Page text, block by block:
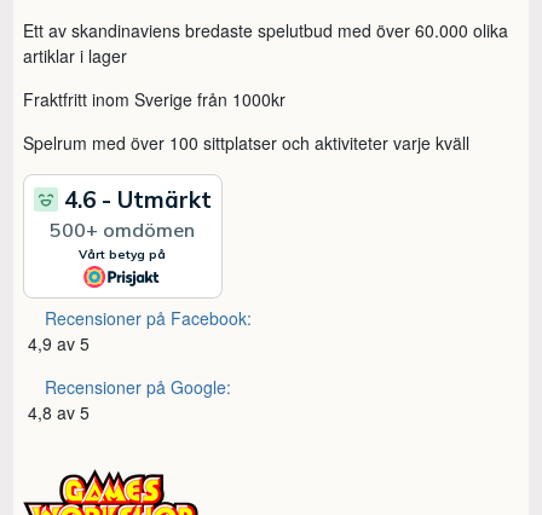
Ett av skandinaviens bredaste spelutbud med över 60.000 olika
artiklar i lager
Fraktfritt inom Sverige från 1000kr
Spelrum med över 100 sittplatser och aktiviteter varje kväll
Recensioner på Facebook:
4,9 av 5
Recensioner på Google:
4,8 av 5